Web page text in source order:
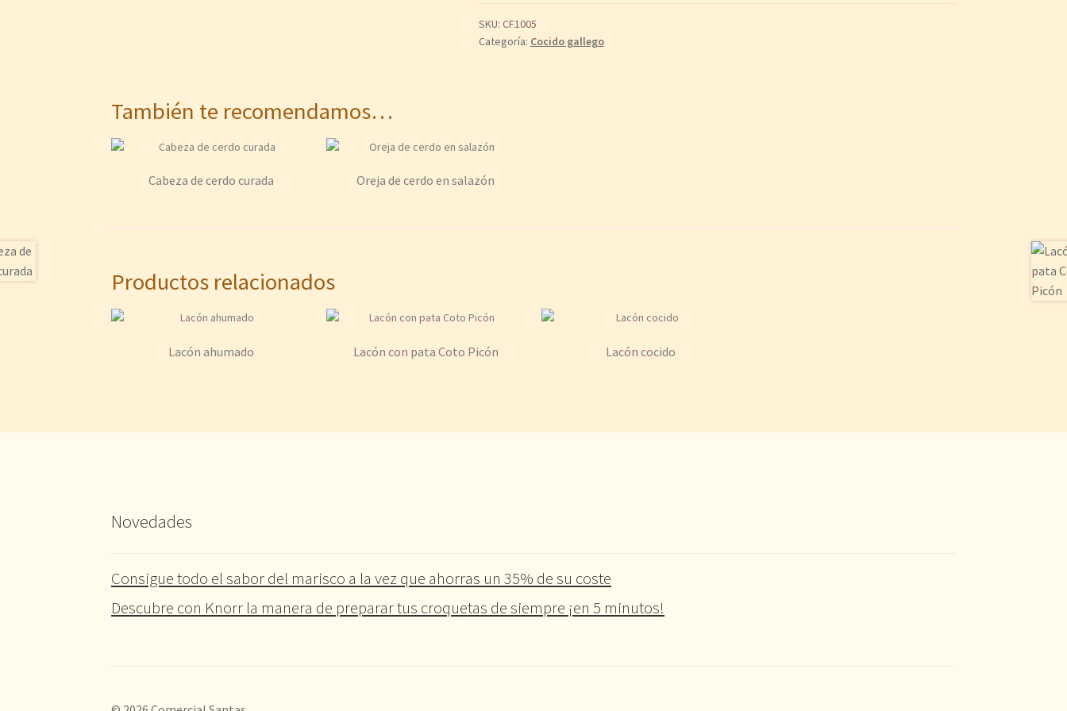
SKU: CF1005
Categoría: Cocido gallego
También te recomendamos…
Cabeza de cerdo curada Oreja de cerdo en salazón
Productos relacionados
Lacón ahumado Lacón con pata Coto Picón Lacón cocido
Novedades
Consigue todo el sabor del marisco a la vez que ahorras un 35% de su coste
Descubre con Knorr la manera de preparar tus croquetas de siempre ¡en 5 minutos!